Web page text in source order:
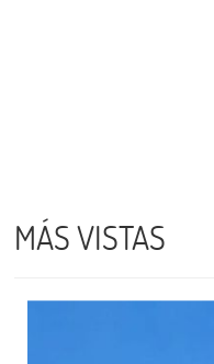
MÁS VISTAS